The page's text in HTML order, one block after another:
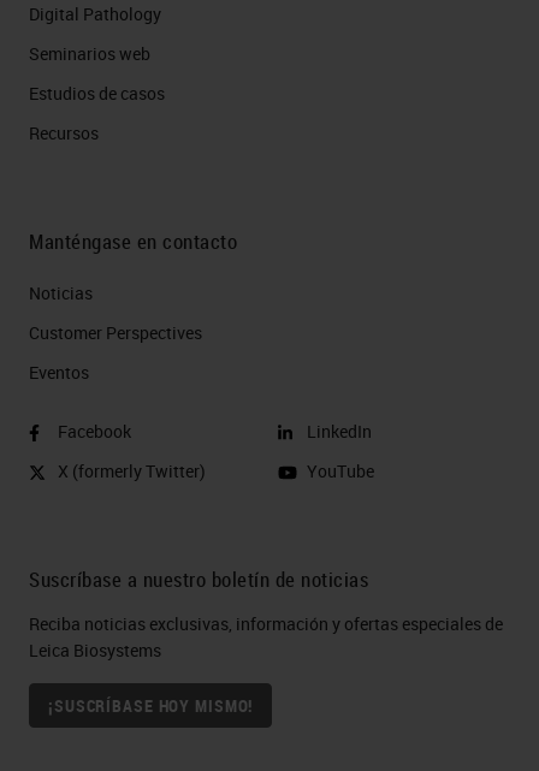
Digital Pathology
Seminarios web
Estudios de casos
Recursos
Manténgase en contacto
Noticias
Customer Perspectives​
Eventos
Facebook
X (formerly Twitter)
LinkedIn
YouTube
Suscríbase a nuestro boletín de noticias
Reciba noticias exclusivas, información y ofertas especiales de
Leica Biosystems
¡SUSCRÍBASE HOY MISMO!